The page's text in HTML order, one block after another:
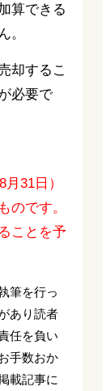
算できる
。
却するこ
必要で
31日）
のです。
ことを予
筆を行っ
あり読者
任を負い
手数おか
載記事に